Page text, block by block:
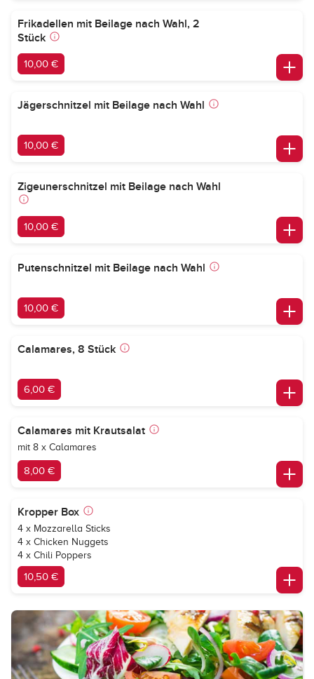
Frikadellen mit Beilage nach Wahl, 2
Stück
10,00 €
Jägerschnitzel mit Beilage nach Wahl
10,00 €
Zigeunerschnitzel mit Beilage nach Wahl
10,00 €
Putenschnitzel mit Beilage nach Wahl
10,00 €
Calamares, 8 Stück
6,00 €
Calamares mit Krautsalat
mit 8 x Calamares
8,00 €
Kropper Box
4 x Mozzarella Sticks
4 x Chicken Nuggets
4 x Chili Poppers
10,50 €